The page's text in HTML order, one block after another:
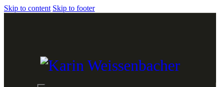
Skip to content Skip to footer